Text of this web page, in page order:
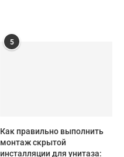
5
Как правильно выполнить
монтаж скрытой
инсталляции для унитаза: